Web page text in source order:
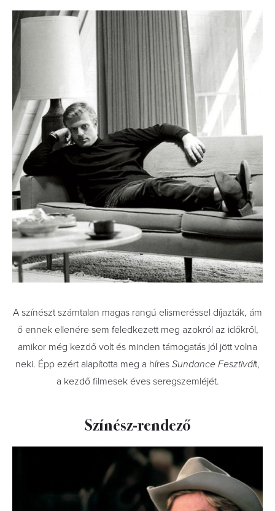
A színészt számtalan magas rangú elismeréssel díjazták, ám
ő ennek ellenére sem feledkezett meg azokról az időkről,
amikor még kezdő volt és minden támogatás jól jött volna
neki. Épp ezért alapította meg a híres Sundance Fesztivált,
a kezdő filmesek éves seregszemléjét.
Színész-rendező